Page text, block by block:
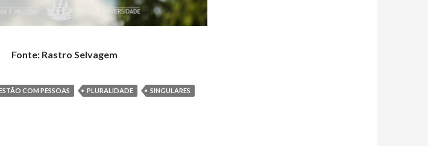
Fonte: Rastro Selvagem
COM PESSOAS PLURALIDADE
SINGULARES